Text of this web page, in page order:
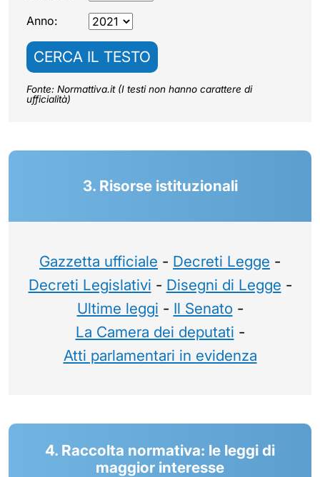
Anno:
CERCA IL TESTO
Fonte: Normattiva.it (I testi non hanno carattere di
ufficialità)
3. Risorse istituzionali
Gazzetta ufficiale - Decreti Legge -
Decreti Legislativi - Disegni di Legge -
Ultime leggi - Il Senato-
La Camera dei deputati -
Atti parlamentari in evidenza
4. Raccolta normativa: le leggi di
maggior interesse